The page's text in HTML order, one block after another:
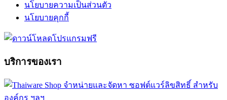
นโยบายความเป็นส่วนตัว
นโยบายคุกกี้
บริการของเรา